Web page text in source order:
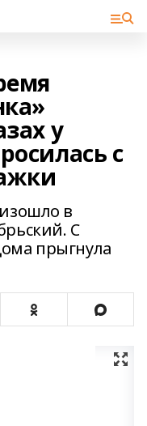
у
с
в
С
прыгнула